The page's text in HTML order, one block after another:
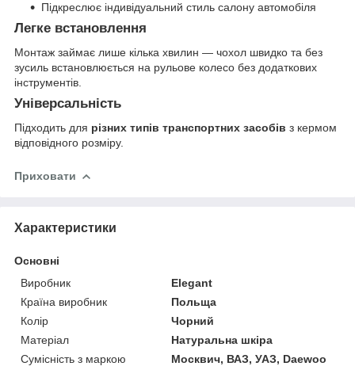
Підкреслює індивідуальний стиль салону автомобіля
Легке встановлення
Монтаж займає лише кілька хвилин — чохол швидко та без
зусиль встановлюється на рульове колесо без додаткових
інструментів.
Універсальність
Підходить для різних типів транспортних засобів з кермом
відповідного розміру.
Приховати
Характеристики
Основні
Виробник
Elegant
Країна виробник
Польща
Колір
Чорний
Матеріал
Натуральна шкіра
Сумісність з маркою
Москвич, ВАЗ, УАЗ, Daewoo